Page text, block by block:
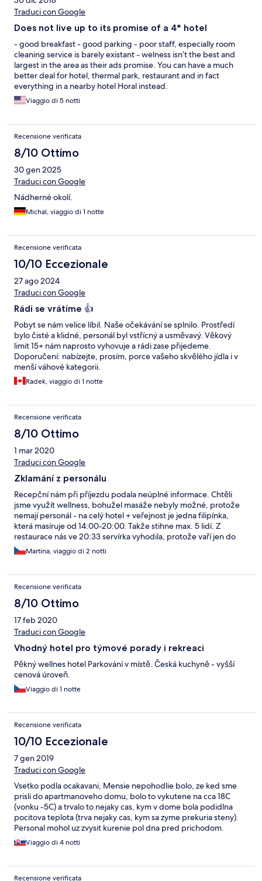
Traduci con Google
Does not live up to its promise of a 4* hotel
- good breakfast - good parking - poor staff, especially room
cleaning service is barely existant - welness isn’t the best and
largest in the area as their ads promise. You can have a much
better deal for hotel, thermal park, restaurant and in fact
everything in a nearby hotel Horal instead.
Viaggio di 5 notti
Recensione verificata
8/10 Ottimo
30 gen 2025
Traduci con Google
Nádherné okolí.
Michal, viaggio di 1 notte
Recensione verificata
10/10 Eccezionale
27 ago 2024
Traduci con Google
Rádi se vrátíme 👍
Pobyt se nám velice líbil. Naše očekávání se splnilo. Prostředí
bylo čisté a klidné, personál byl vstřícný a usměvavý. Věkový
limit 15+ nám naprosto vyhovuje a rádi zase přijedeme.
Doporučení: nabízejte, prosím, porce vašeho skvělého jídla i v
menší váhové kategorii.
Radek, viaggio di 1 notte
Recensione verificata
8/10 Ottimo
1 mar 2020
Traduci con Google
Zklamání z personálu
Recepční nám při příjezdu podala neúplné informace. Chtěli
jsme využít wellness, bohužel masáže nebyly možné, protože
nemají personál - na celý hotel + veřejnost je jedna filipínka,
která masíruje od 14:00-20:00. Takže stihne max. 5 lidí. Z
restaurace nás ve 20:33 servírka vyhodila, protože vaří jen do
20:30. Tuto informaci nám nikdo při příjezdu nesdělil. Tak jsme
hledali v rozsahu 10 km otevřenou restauraci - bez úspěchu. Ale
zavírala by nám snesla modré z nebe. Prostředí Ondrášova
dvoru krásné, ale personál a služby obrovské zklamání.
Martina, viaggio di 2 notti
Recensione verificata
8/10 Ottimo
17 feb 2020
Traduci con Google
Vhodný hotel pro týmové porady i rekreaci
Pěkný wellnes hotel Parkování v místě. Česká kuchyně - vyšší
cenová úroveň.
Viaggio di 1 notte
Recensione verificata
10/10 Eccezionale
7 gen 2019
Traduci con Google
Vsetko podla ocakavani, Mensie nepohodlie bolo, ze ked sme
prisli do apartmanoveho domu, bolo to vykutene na cca 18C
(vonku -5C) a trvalo to nejaky cas, kym v dome bola podidlna
pocitova teplota (trva nejaky cas, kym sa zyme prekuria steny).
Personal mohol uz zvysit kurenie pol dna pred prichodom.
Trochu pomohlo, ze v domku dol krb, a tam sa dalo rychlo
zakurit. Inac cisty a krasny hotel s dobrou kuchynou. Vyborne na
Viaggio di 4 notti
Recensione verificata